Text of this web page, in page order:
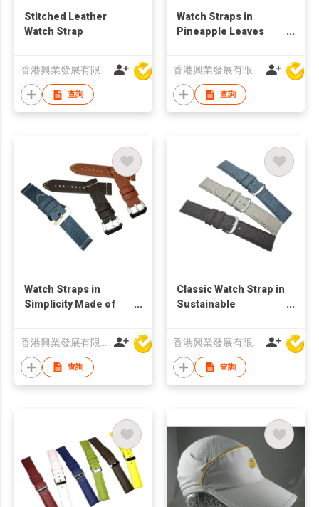
Stitched Leather
Watch Strap
查詢
Watch Straps in
Pineapple Leaves
查詢
Watch Straps in
Simplicity Made of
香港興業發展有限公司
查詢
Classic Watch Strap in
Sustainable
香港興業發展有限公司
查詢